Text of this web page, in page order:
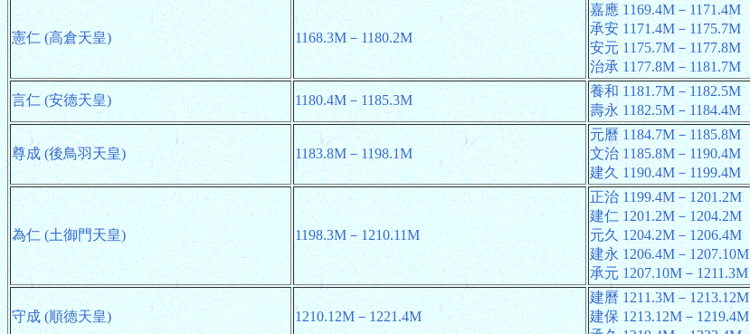
憲仁 (高倉天皇) 1168.3M－1180.2M
嘉應 1169.4M－1171.4M
承安 1171.4M－1175.7M
安元 1175.7M－1177.8M
治承 1177.8M－1181.7M
言仁 (安德天皇) 1180.4M－1185.3M
養和 1181.7M－1182.5M
壽永 1182.5M－1184.4M
尊成 (後鳥羽天皇) 1183.8M－1198.1M
元曆 1184.7M－1185.8M
文治 1185.8M－1190.4M
建久 1190.4M－1199.4M
為仁 (土御門天皇) 1198.3M－1210.11M
正治 1199.4M－1201.2M
建仁 1201.2M－1204.2M
元久 1204.2M－1206.4M
建永 1206.4M－1207.10M
承元 1207.10M－1211.3M
守成 (順德天皇) 1210.12M－1221.4M
建曆 1211.3M－1213.12M
建保 1213.12M－1219.4M